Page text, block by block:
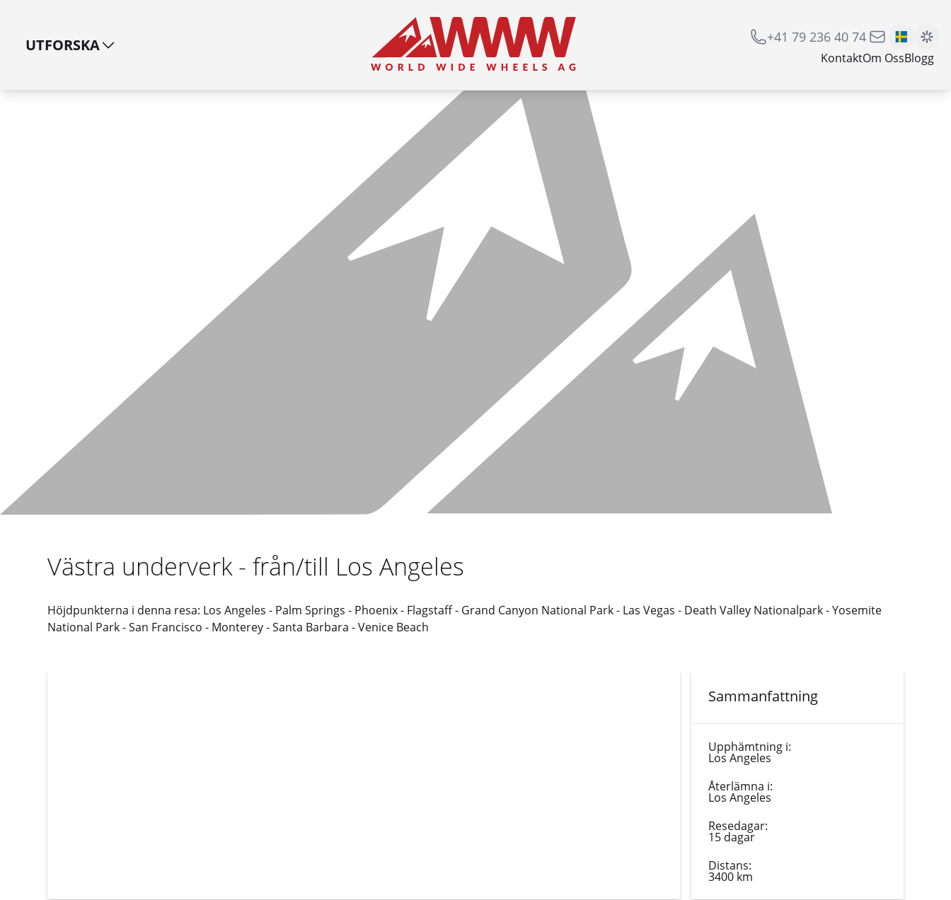
UTFORSKA +41 79 236 40 74
KontaktOm OssBlogg
Västra underverk - från/till Los Angeles
Höjdpunkterna i denna resa: Los Angeles - Palm Springs - Phoenix - Flagstaff - Grand Canyon National Park - Las Vegas - Death Valley Nationalpark - Yosemite
National Park - San Francisco - Monterey - Santa Barbara - Venice Beach
Sammanfattning
Upphämtning i:
Los Angeles
Återlämna i:
Los Angeles
Resedagar:
15 dagar
Distans:
3400 km